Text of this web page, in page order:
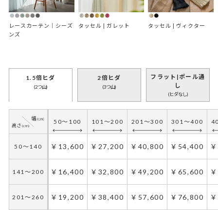
レースカーテン｜シーズ
ンズ
タッセル | ガレット タッセル | ヴィクター
1.5倍ヒダ
(2つ山)
50～100 101～200 201～300 301～400
50～140 ￥13,600 ￥27,200 ￥40,800 ￥54,400
141～200 ￥16,400 ￥32,800 ￥49,200 ￥65,600
201～260 ￥19,200 ￥38,400 ￥57,600 ￥76,800
2倍ヒダ
(3つ山)
フラット|ポール通
し
(ヒダなし)